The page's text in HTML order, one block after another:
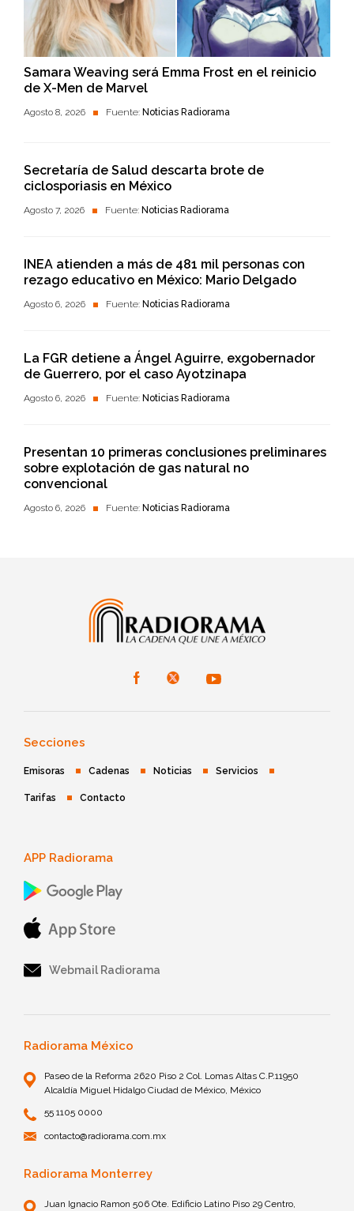
Samara Weaving será Emma Frost en el reinicio
de X-Men de Marvel
Agosto 8, 2026 Fuente: Noticias Radiorama
Secretaría de Salud descarta brote de
ciclosporiasis en México
Agosto 7, 2026 Fuente: Noticias Radiorama
INEA atienden a más de 481 mil personas con
rezago educativo en México: Mario Delgado
Agosto 6, 2026 Fuente: Noticias Radiorama
La FGR detiene a Ángel Aguirre, exgobernador
de Guerrero, por el caso Ayotzinapa
Agosto 6, 2026 Fuente: Noticias Radiorama
Presentan 10 primeras conclusiones preliminares
sobre explotación de gas natural no
convencional
Agosto 6, 2026 Fuente: Noticias Radiorama
Secciones
Emisoras Cadenas Noticias Servicios
Tarifas Contacto
APP Radiorama
Webmail Radiorama
Radiorama México
Paseo de la Reforma 2620 Piso 2 Col. Lomas Altas C.P.11950
Alcaldía Miguel Hidalgo Ciudad de México, México
55 1105 0000
contacto@radiorama.com.mx
Radiorama Monterrey
Juan Ignacio Ramon 506 Ote. Edificio Latino Piso 29 Centro,